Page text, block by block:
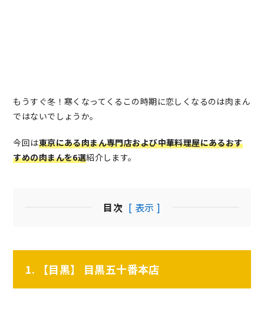
もうすぐ冬！寒くなってくるこの時期に恋しくなるのは肉まん
ではないでしょうか。
今回は東京にある肉まん専門店および中華料理屋にあるおす
すめの肉まんを6選紹介します。
目次 [ 表示 ]
1. 【目黒】 目黒五十番本店